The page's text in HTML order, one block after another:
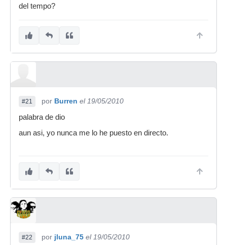
del tempo?
#21 por Burren el 19/05/2010
palabra de dio
aun asi, yo nunca me lo he puesto en directo.
#22 por jluna_75 el 19/05/2010